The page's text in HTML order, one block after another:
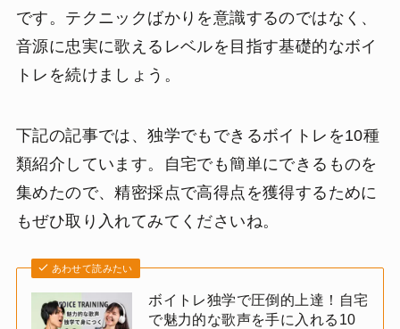
です。テクニックばかりを意識するのではなく、
音源に忠実に歌えるレベルを目指す基礎的なボイ
トレを続けましょう。
下記の記事では、独学でもできるボイトレを10種
類紹介しています。自宅でも簡単にできるものを
集めたので、精密採点で高得点を獲得するために
もぜひ取り入れてみてくださいね。
あわせて読みたい
ボイトレ独学で圧倒的上達！自宅
で魅力的な歌声を手に入れる10